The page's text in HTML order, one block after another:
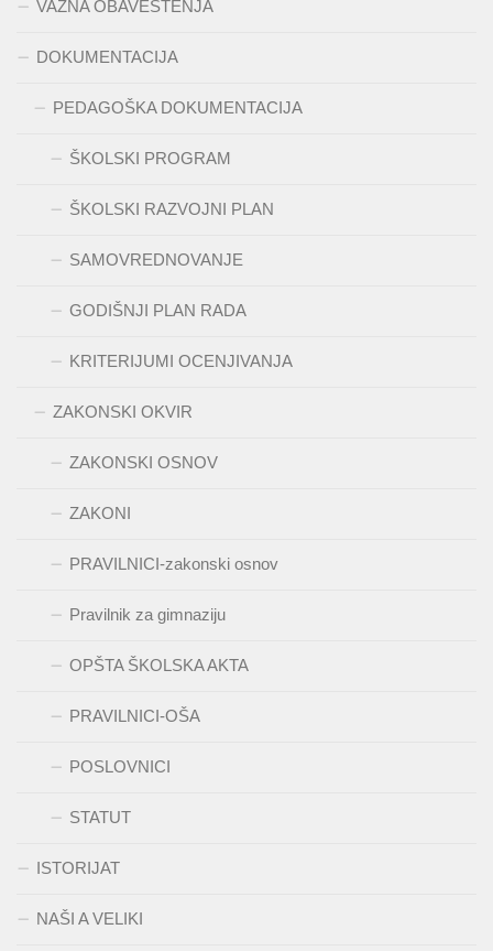
VAŽNA OBAVEŠTENJA
DOKUMENTACIJA
PEDAGOŠKA DOKUMENTACIJA
ŠKOLSKI PROGRAM
ŠKOLSKI RAZVOJNI PLAN
SAMOVREDNOVANJE
GODIŠNJI PLAN RADA
KRITERIJUMI OCENJIVANJA
ZAKONSKI OKVIR
ZAKONSKI OSNOV
ZAKONI
PRAVILNICI-zakonski osnov
Pravilnik za gimnaziju
OPŠTA ŠKOLSKA AKTA
PRAVILNICI-OŠA
POSLOVNICI
STATUT
ISTORIJAT
NAŠI A VELIKI